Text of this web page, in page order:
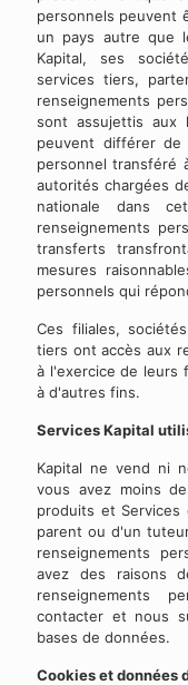
personnels peuvent
un pays autre que
Kapital, ses
services tiers,
renseignements
sont assujettis
peuvent différer de
personnel transféré
autorités chargées
nationale dans
renseignements
transferts
mesures
personnels qui
Ces filiales,
tiers ont accès aux
à l'exercice de leurs
à d'autres fins.
Services Kapital
Kapital ne vend ni
vous avez moins
produits et Services
parent ou d'un
renseignements
avez des raisons
renseignements
contacter et nous
bases de données.
Cookies et données